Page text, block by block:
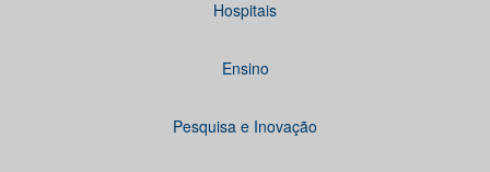
Hospitais
Ensino
Pesquisa e Inovação